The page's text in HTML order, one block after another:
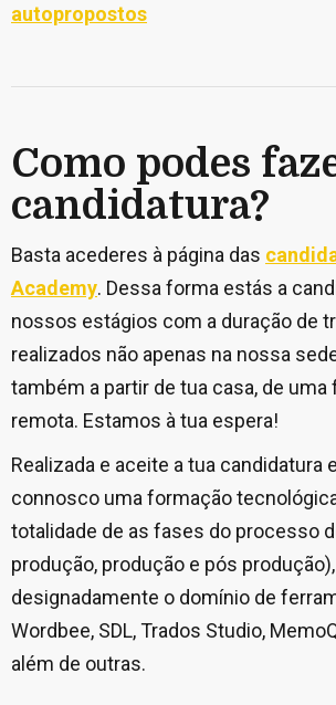
autopropostos
Como podes
candidatura?
Basta acederes à página das
Academy. Dessa forma estás a
nossos estágios com a duração de
realizados não apenas na nossa
também a partir de tua casa, de uma
remota. Estamos à tua espera!
Realizada e aceite a tua candidatura
connosco uma formação
totalidade de as fases do processo
produção, produção e pós produção),
designadamente o domínio de
Wordbee, SDL, Trados Studio,
além de outras.